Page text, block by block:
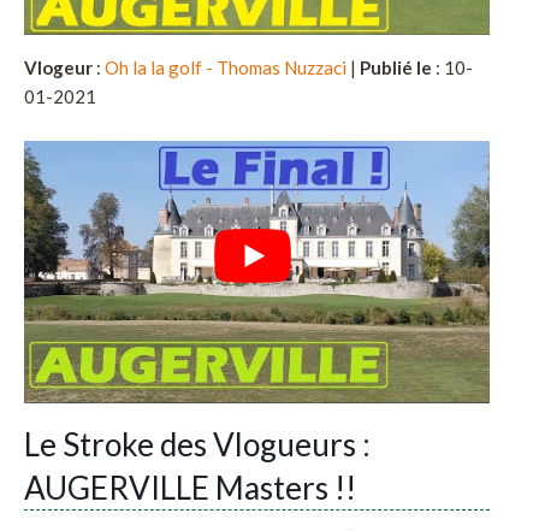
Vlogeur : Oh la la golf - Thomas Nuzzaci | Publié le : 10-
01-2021
Le Stroke des Vlogueurs :
AUGERVILLE Masters !!